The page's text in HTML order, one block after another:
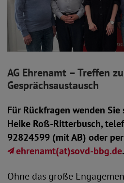
AG Ehrenamt – Treffen
Gesprächsaustausch
Für Rückfragen wenden
Heike Roß-Ritterbusch,
92824599 (mit AB) oder
ehrenamt(at)sovd-bbg.de.
Ohne das große